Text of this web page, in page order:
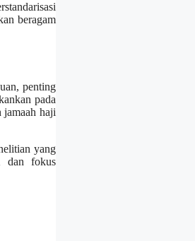
beragam
penting
pada
jamaah haji
yang
dan fokus